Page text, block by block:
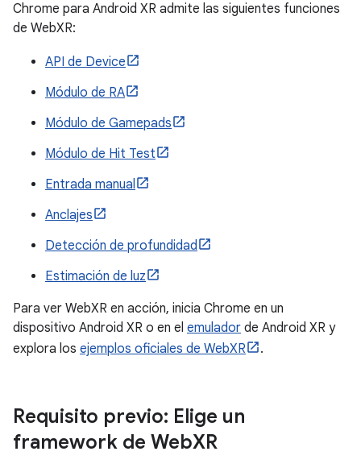
Chrome para Android XR admite las siguientes funciones
de WebXR:
API de Device
Módulo de RA
Módulo de Gamepads
Módulo de Hit Test
Entrada manual
Anclajes
Detección de profundidad
Estimación de luz
Para ver WebXR en acción, inicia Chrome en un
dispositivo Android XR o en el emulador de Android XR y
explora los ejemplos oficiales de WebXR .
Requisito previo: Elige un
framework de WebXR